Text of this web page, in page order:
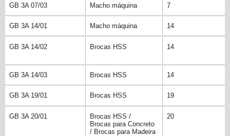
GB 3A 07/03 Macho máquina 7
GB 3A 14/01 Macho máquina 14
GB 3A 14/02 Brocas HSS 14
GB 3A 14/03 Brocas HSS 14
GB 3A 19/01 Brocas HSS 19
GB 3A 20/01
Brocas HSS /
Brocas para Concreto
/ Brocas para Madeira
20